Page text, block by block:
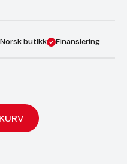
Norsk butikk Finansiering